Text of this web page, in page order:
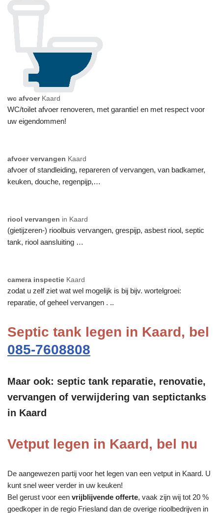
wc afvoer Kaard
WC/toilet afvoer renoveren, met garantie! en met respect voor
uw eigendommen!
afvoer vervangen Kaard
afvoer of standleiding, repareren of vervangen, van badkamer,
keuken, douche, regenpijp,…
riool vervangen in Kaard
(gietijzeren-) rioolbuis vervangen, grespijp, asbest riool, septic
tank, riool aansluiting …
camera inspectie Kaard
zodat u zelf ziet wat wel mogelijk is bij bijv. wortelgroei:
reparatie, of geheel vervangen . ..
Septic tank legen in Kaard, bel
085-7608808
Maar ook: septic tank reparatie, renovatie,
vervangen of verwijdering van septictanks
in Kaard
Vetput legen in Kaard, bel nu
De aangewezen partij voor het legen van een vetput in Kaard. U
kunt snel weer verder in uw keuken!
Bel gerust voor een vrijblijvende offerte, vaak zijn wij tot 20 %
goedkoper in de regio Friesland dan de overige rioolbedrijven in